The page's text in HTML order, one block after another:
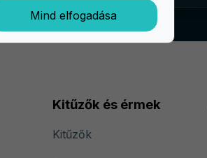
Kitűzők és érmek
Kitűzők
Mind elfogadása